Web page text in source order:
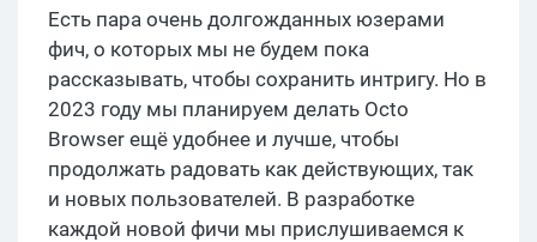
Есть пара очень долгожданных юзерами
фич, о которых мы не будем пока
рассказывать, чтобы сохранить интригу. Но в
2023 году мы планируем делать Octo
Browser ещё удобнее и лучше, чтобы
продолжать радовать как действующих, так
и новых пользователей. В разработке
каждой новой фичи мы прислушиваемся к